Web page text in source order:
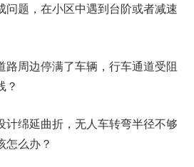
问题，在小区中遇到台阶或者减速
路周边停满了车辆，行车通道受阻
？
计绵延曲折，无人车转弯半径不够
怎么办？